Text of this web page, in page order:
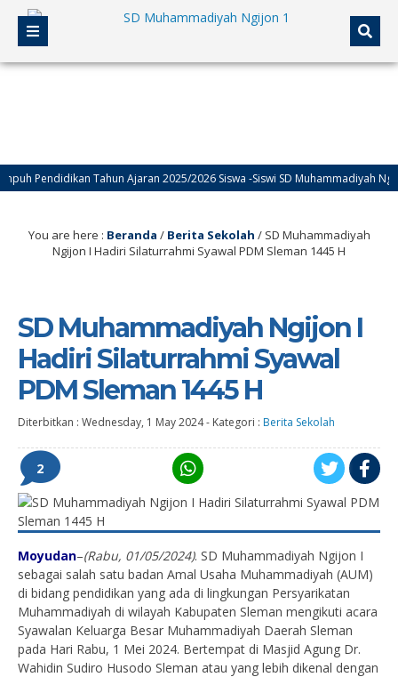
Tahun Ajaran 2025/2026 Siswa -Siswi SD Muhammadiyah Ngijon I
You are here : Beranda / Berita Sekolah / SD Muhammadiyah
Ngijon I Hadiri Silaturrahmi Syawal PDM Sleman 1445 H
SD Muhammadiyah Ngijon I
Hadiri Silaturrahmi Syawal
PDM Sleman 1445 H
Diterbitkan : Wednesday, 1 May 2024- Kategori : Berita Sekolah
2
Moyudan–(Rabu, 01/05/2024). SD Muhammadiyah Ngijon I
sebagai salah satu badan Amal Usaha Muhammadiyah (AUM)
di bidang pendidikan yang ada di lingkungan Persyarikatan
Muhammadiyah di wilayah Kabupaten Sleman mengikuti acara
Syawalan Keluarga Besar Muhammadiyah Daerah Sleman
pada Hari Rabu, 1 Mei 2024. Bertempat di Masjid Agung Dr.
Wahidin Sudiro Husodo Sleman atau yang lebih dikenal dengan